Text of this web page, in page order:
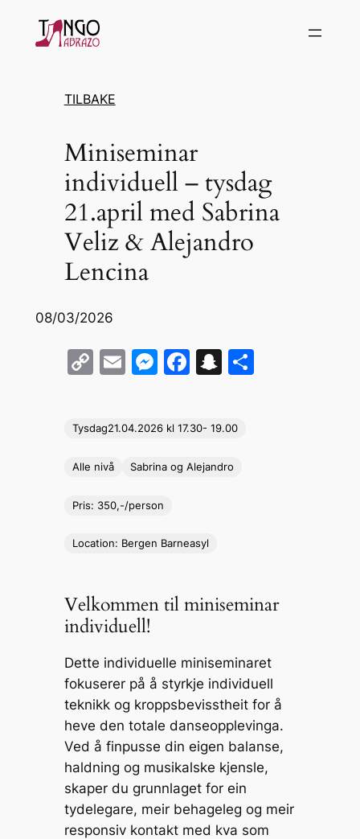
Hopp
TILBAKE
Miniseminar
individuell – tysdag
21.april med Sabrina
Veliz & Alejandro
Lencina
08/03/2026
C
y
Li
k
E
l
M
s
e
g
er
F
e
b
k
S
p
c
S
Tysdag21.04.2026 kl 17.30- 19.00
Alle nivå Sabrina og Alejandro
Pris: 350,-/person
Location: Bergen Barneasyl
Velkommen til miniseminar
individuell!
Dette individuelle miniseminaret
fokuserer på å styrkje individuell
teknikk og kroppsbevisstheit for å
heve den totale danseopplevinga.
Ved å finpusse din eigen balanse,
haldning og musikalske kjensle,
skaper du grunnlaget for ein
tydelegare, meir behageleg og meir
responsiv kontakt med kva som